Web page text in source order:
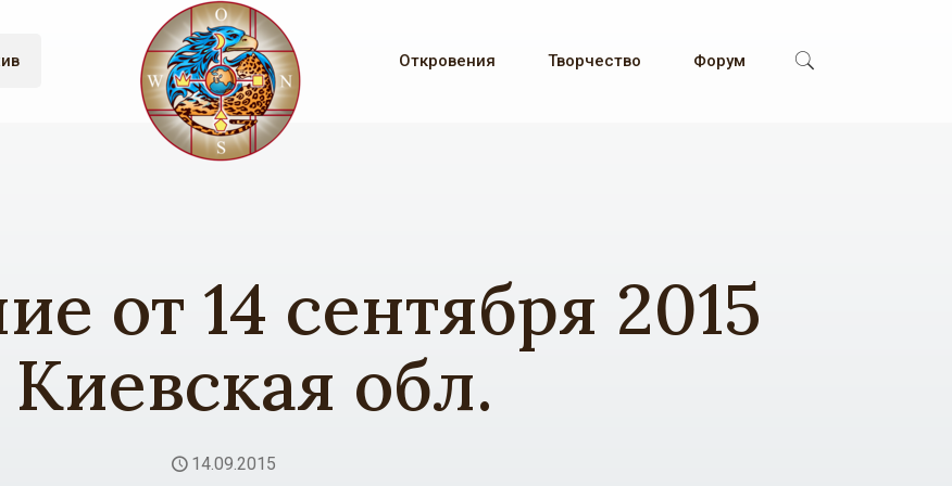
Откровения Творчество Форум
от 14 сентября 2015
Киевская обл.
14.09.2015